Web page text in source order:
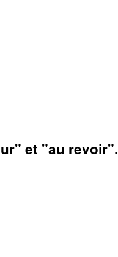
et "au revoir".